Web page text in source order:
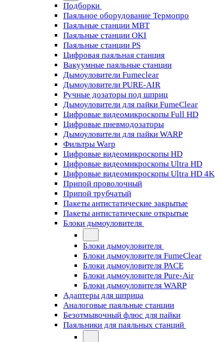
Подборки
Паяльное оборудование Термопро
Паяльные станции MBT
Паяльные станции OKI
Паяльные станции PS
Цифровая паяльная станция
Вакуумные паяльные станции
Дымоуловители Fumeclear
Дымоуловители PURE-AIR
Ручные дозаторы под шприц
Дымоуловители для пайки FumeClear
Цифровые видеомикроскопы Full HD
Цифровые пневмодозаторы
Дымоуловители для пайки WARP
Фильтры Warp
Цифровые видеомикроскопы HD
Цифровые видеомикроскопы Ultra HD
Цифровые видеомикроскопы Ultra HD 4K
Припой проволочный
Припой трубчатый
Пакеты антистатические закрытые
Пакеты антистатические открытые
Блоки дымоуловителя
Блоки дымоуловителя
Блоки дымоуловителя FumeClear
Блоки дымоуловителя PACE
Блоки дымоуловителя Pure-Air
Блоки дымоуловителя WARP
Адаптеры для шприца
Аналоговые паяльные станции
Безотмывочный флюс для пайки
Паяльники для паяльных станций